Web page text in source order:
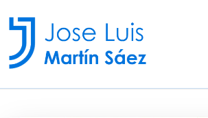
Jose Luis